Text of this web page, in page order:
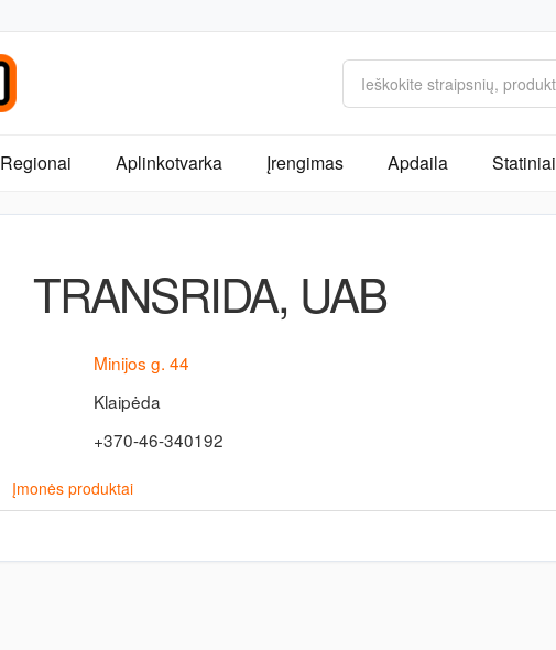
Regionai Aplinkotvarka Įrengimas Apdaila Statiniai
TRANSRIDA, UAB
Minijos g. 44
Klaipėda
+370-46-340192
Įmonės produktai